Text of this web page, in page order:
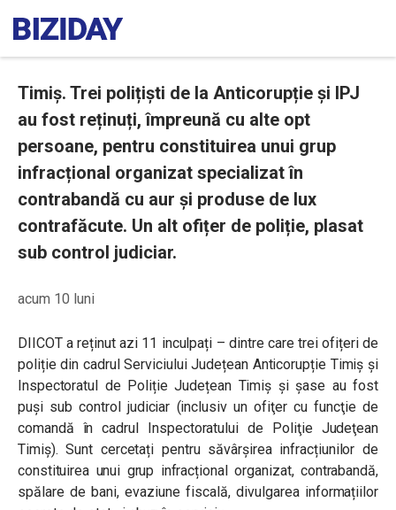
Timiș. Trei polițiști de la Anticorupție și IPJ
au fost reținuți, împreună cu alte opt
persoane, pentru constituirea unui grup
infracțional organizat specializat în
contrabandă cu aur și produse de lux
contrafăcute. Un alt ofițer de poliție, plasat
sub control judiciar.
acum 10 luni
DIICOT a reținut azi 11 inculpați – dintre care trei ofițeri de
poliție din cadrul Serviciului Județean Anticorupție Timiș și
Inspectoratul de Poliție Județean Timiș și șase au fost
puși sub control judiciar (inclusivun ofiţer cu funcţie de
comandă în cadrul Inspectoratului de Poliţie Judeţean
Timiş). Sunt cercetați pentru săvârșirea infracțiunilor de
constituirea unui grup infracțional organizat, contrabandă,
spălare de bani, evaziune fiscală, divulgarea informațiilor